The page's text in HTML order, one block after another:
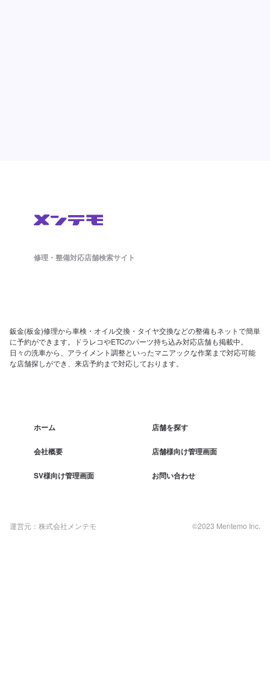
修理・整備対応店舗検索サイト
鈑金(板金)修理から車検・オイル交換・タイヤ交換などの整備もネットで簡単
に予約ができます。ドラレコやETCのパーツ持ち込み対応店舗も掲載中。
日々の洗車から、アライメント調整といったマニアックな作業まで対応可能
な店舗探しができ、来店予約まで対応しております。
ホーム 店舗を探す
会社概要 店舗様向け管理画面
SV様向け管理画面 お問い合わせ
運営元：株式会社メンテモ ©2023 Mentemo Inc.